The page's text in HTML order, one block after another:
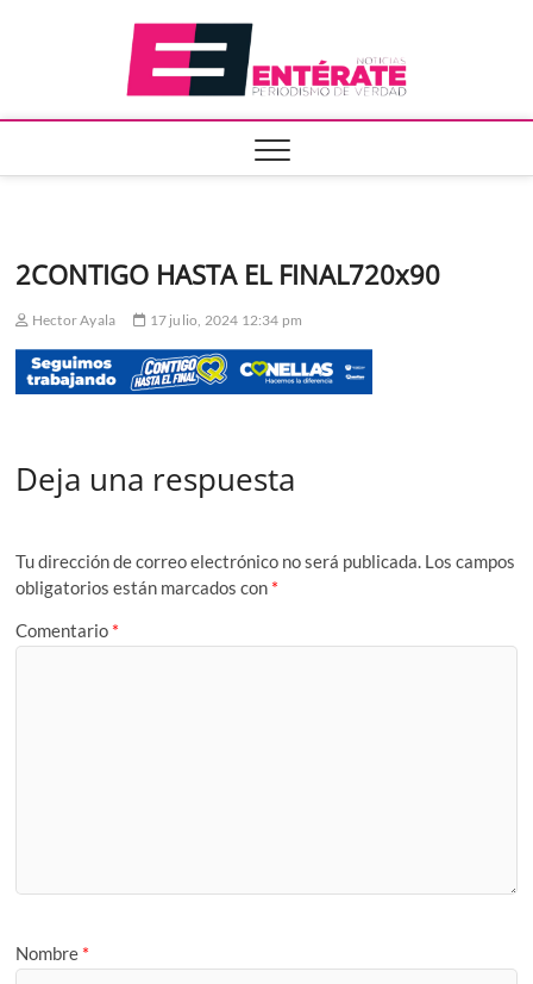
2CONTIGO HASTA EL FINAL720x90
Hector Ayala 17 julio, 2024 12:34 pm
Deja una respuesta
Tu dirección de correo electrónico no será publicada. Los campos
obligatorios están marcados con *
Comentario *
Nombre *